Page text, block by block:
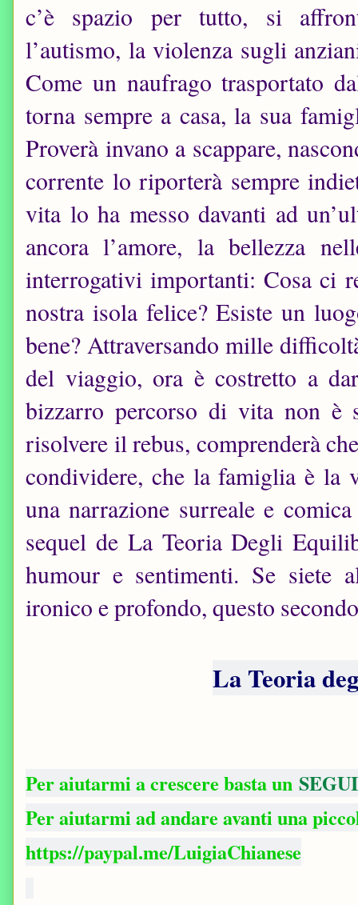
c’è spazio per tutto, si
l’autismo, la violenza sugli
Come un naufrago trasportato
torna sempre a casa, la sua
Proverà invano a scappare,
corrente lo riporterà sempre
vita lo ha messo davanti ad
ancora l’amore, la bellezza
interrogativi importanti: Cosa ci
nostra isola felice? Esiste un
bene? Attraversando mille
del viaggio, ora è costretto a
bizzarro percorso di vita non è
risolvere il rebus, comprenderà
condividere, che la famiglia è la
una narrazione surreale e
sequel de La Teoria Degli
humour e sentimenti. Se siete
ironico e profondo, questo
La Teoria
Per aiutarmi a crescere basta un SEGUI
Per aiutarmi ad andare avanti una
https://paypal.me/LuigiaChianese